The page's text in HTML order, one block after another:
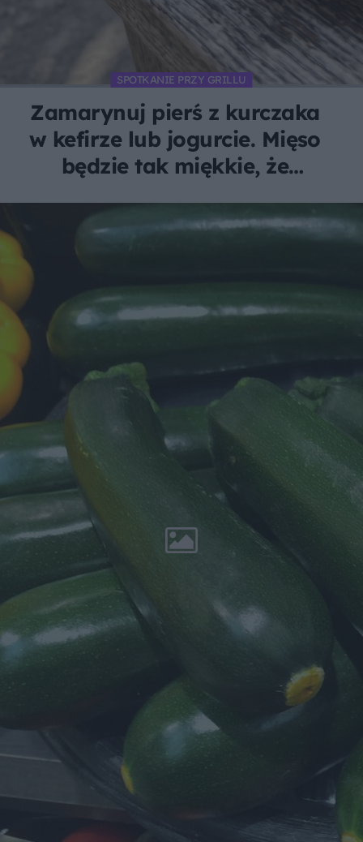
SPOTKANIE PRZY GRILLU
Zamarynuj pierś z kurczaka
w kefirze lub jogurcie. Mięso
będzie tak miękkie, że